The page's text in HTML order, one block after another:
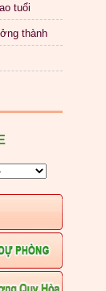
tuổi
thành